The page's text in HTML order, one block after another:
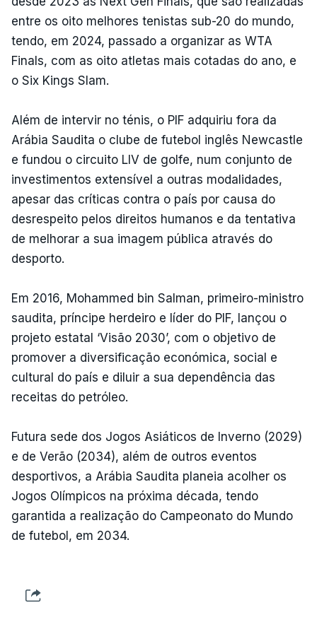
entre os oito melhores tenistas sub-20 do mundo,
tendo, em 2024, passado a organizar as WTA
Finals, com as oito atletas mais cotadas do ano, e
o Six Kings Slam.
Além de intervir no ténis, o PIF adquiriu fora da
Arábia Saudita o clube de futebol inglês Newcastle
e fundou o circuito LIV de golfe, num conjunto de
investimentos extensível a outras modalidades,
apesar das críticas contra o país por causa do
desrespeito pelos direitos humanos e da tentativa
de melhorar a sua imagem pública através do
desporto.
Em 2016, Mohammed bin Salman, primeiro-ministro
saudita, príncipe herdeiro e líder do PIF, lançou o
projeto estatal ‘Visão 2030’, com o objetivo de
promover a diversificação económica, social e
cultural do país e diluir a sua dependência das
receitas do petróleo.
Futura sede dos Jogos Asiáticos de Inverno (2029)
e de Verão (2034), além de outros eventos
desportivos, a Arábia Saudita planeia acolher os
Jogos Olímpicos na próxima década, tendo
garantida a realização do Campeonato do Mundo
de futebol, em 2034.